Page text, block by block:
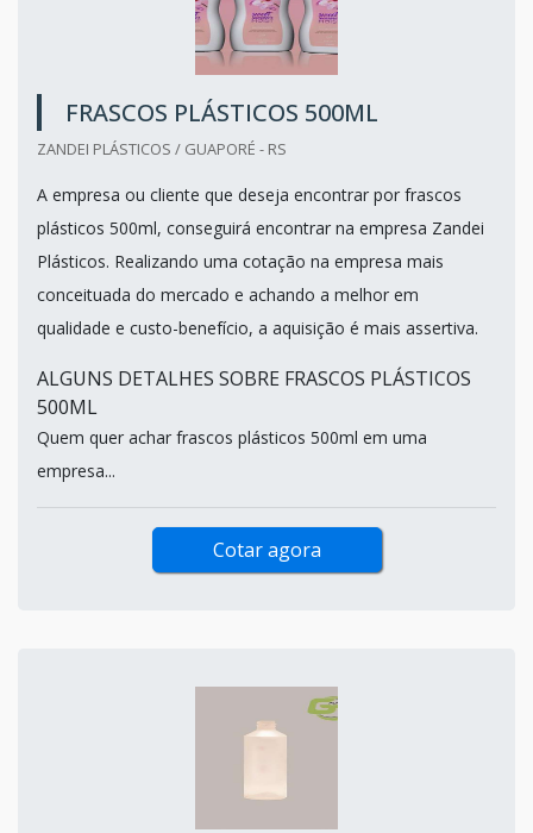
FRASCOS PLÁSTICOS 500ML
ZANDEI PLÁSTICOS / GUAPORÉ - RS
A empresa ou cliente que deseja encontrar por frascos
plásticos 500ml, conseguirá encontrar na empresa Zandei
Plásticos. Realizando uma cotação na empresa mais
conceituada do mercado e achando a melhor em
qualidade e custo-benefício, a aquisição é mais assertiva.
ALGUNS DETALHES SOBRE FRASCOS PLÁSTICOS
500ML
Quem quer achar frascos plásticos 500ml em uma
empresa...
Cotar agora